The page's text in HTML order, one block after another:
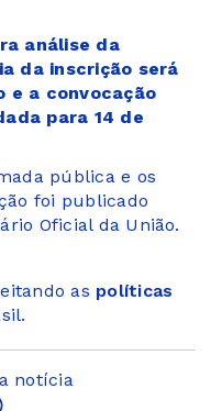
análise da
da inscrição será
e a convocação
para 14 de
pública e os
foi publicado
Oficial da União.
as políticas
notícia